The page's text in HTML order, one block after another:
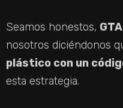
Seamos honestos,
nosotros diciéndonos
plástico con un
esta estrategia.